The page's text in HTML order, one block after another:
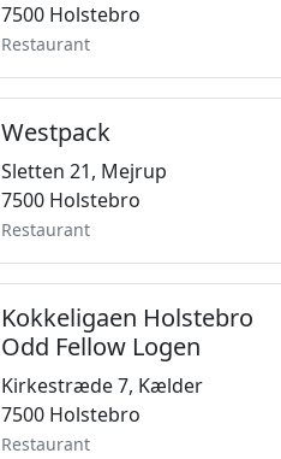
7500 Holstebro
Restaurant
Westpack
Sletten 21, Mejrup
7500 Holstebro
Restaurant
Kokkeligaen Holstebro
Odd Fellow Logen
Kirkestræde 7, Kælder
7500 Holstebro
Restaurant